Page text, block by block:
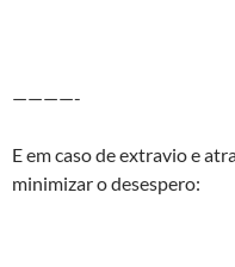
————-
E em caso de extravio e
minimizar o desespero: